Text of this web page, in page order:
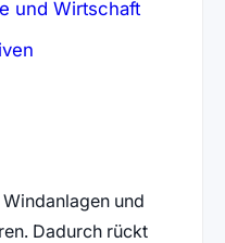
und Wirtschaft
und
Dadurch rückt